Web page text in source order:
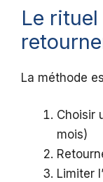
Le
La méthode
Choisir
mois)
Limiter